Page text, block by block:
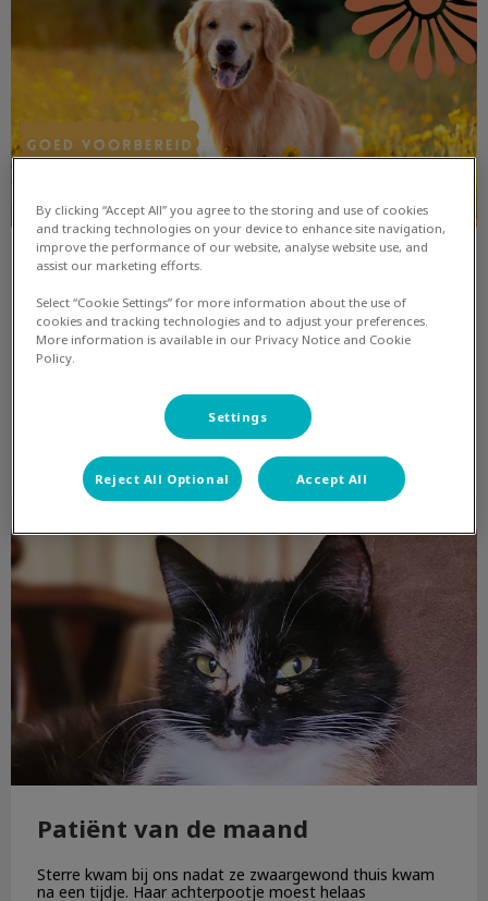
De zomerchecklist voor je
huisdier
De zomer komt eraan! Misschien gaat je huisdier mee op
vakantie, naar een pension of blijft het thuis. Wat je ook
Lees hier meer over
Patiënt van de maand
Patiënt van de maand
Sterre kwam bij ons nadat ze zwaargewond thuis kwam
na een tijdje. Haar achterpootje moest helaas
By clicking “Accept All” you agree to the storing and use of cookies
and tracking technologies on your device to enhance site navigation,
improve the performance of our website, analyse website use, and
assist our marketing efforts.
Select “Cookie Settings” for more information about the use of
cookies and tracking technologies and to adjust your preferences.
More information is available in our Privacy Notice and Cookie
Policy.
Settings
Reject All Optional Accept All